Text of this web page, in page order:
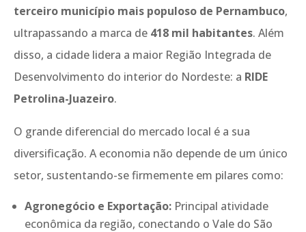
terceiro município mais populoso de Pernambuco,
ultrapassando a marca de 418 mil habitantes. Além
disso, a cidade lidera a maior Região Integrada de
Desenvolvimento do interior do Nordeste: a RIDE
Petrolina-Juazeiro.
O grande diferencial do mercado local é a sua
diversificação. A economia não depende de um único
setor, sustentando-se firmemente em pilares como:
Agronegócio e Exportação: Principal atividade
econômica da região, conectando o Vale do São